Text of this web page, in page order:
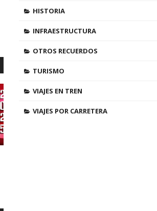
HISTORIA
INFRAESTRUCTURA
OTROS RECUERDOS
TURISMO
VIAJES EN TREN
VIAJES POR CARRETERA